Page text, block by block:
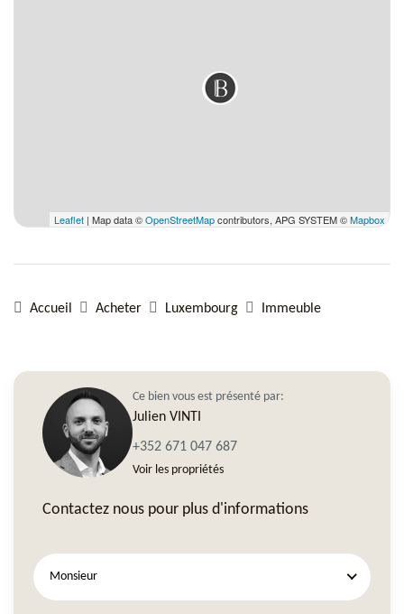
Leaflet | Map data ©OpenStreetMapcontributors, APG SYSTEM ©Mapbox
Accueil Acheter Luxembourg Immeuble
Ce bien vous est présenté par:
Julien VINTI
+352 671 047 687
Voir les propriétés
Contactez nous pour plus d'informations
Monsieur